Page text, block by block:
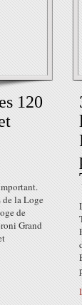
120
de la Loge
de
Grand